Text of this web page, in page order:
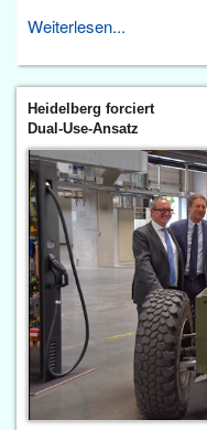
Weiterlesen...
Heidelberg forciert
Dual-Use-Ansatz